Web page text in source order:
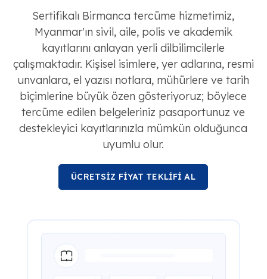
Sertifikalı Birmanca tercüme hizmetimiz,
Myanmar'ın sivil, aile, polis ve akademik
kayıtlarını anlayan yerli dilbilimcilerle
çalışmaktadır. Kişisel isimlere, yer adlarına, resmi
unvanlara, el yazısı notlara, mühürlere ve tarih
biçimlerine büyük özen gösteriyoruz; böylece
tercüme edilen belgeleriniz pasaportunuz ve
destekleyici kayıtlarınızla mümkün olduğunca
uyumlu olur.
ÜCRETSİZ FİYAT TEKLİFİ AL